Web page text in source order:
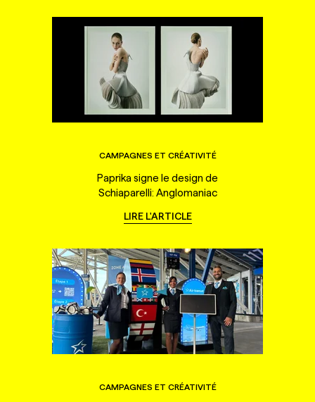
CAMPAGNES ET CRÉATIVITÉ
Paprika signe le design de
Schiaparelli: Anglomaniac
LIRE L'ARTICLE
CAMPAGNES ET CRÉATIVITÉ